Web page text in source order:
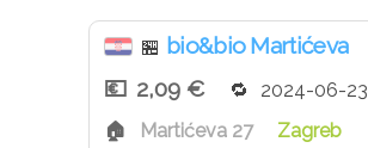
🏪 bio&bio Martićeva
2,09 €
2024-06-23
Martićeva 27
Zagreb